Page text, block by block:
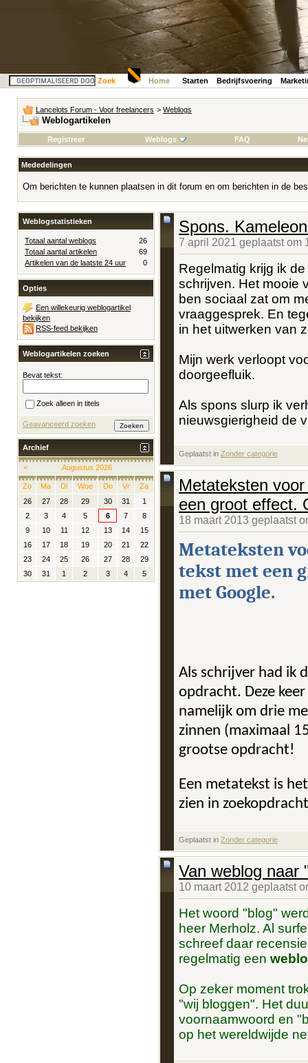
Zoek Home Starten Bedrijfsvoering
Lancelots Forum - Voor freelancers > Weblogs
Weblogartikelen
Registreer Weblogs FAQ
Mededelingen
Om berichten te kunnen plaatsen in dit forum en om berichten in de
Spons.
7 april 2021 geplaatst om
Regelmatig krijg ik
schrijven. Het mooie
ben sociaal zat om
vraaggesprek. En
in het uitwerken van
Mijn werk verloopt
doorgeefluik.
Als spons slurp ik
nieuwsgierigheid de
Geplaatst in Zonder categorie
Metateksten
een groot effect.
18 maart 2013 geplaatst
Metateksten
tekst met een
met Google.
Als schrijver had ik
opdracht. Deze
namelijk om drie
zinnen (maximaal
grootse opdracht!
Een metatekst is
zien in
Geplaatst in Zonder categorie
Van weblog naar
10 maart 2012 geplaatst
Het woord "blog"
heer Merholz. Al
schreef daar
regelmatig een
Op zeker moment
"wij bloggen". Het
voornaamwoord en
op het wereldwijde
Weblogstatistieken
Totaal aantal weblogs
26
Totaal aantal artikelen
69
Artikelen van de laatste 24 uur
0
Opties
Een willekeurig weblogartikel
bekijken
RSS-feed bekijken
Weblogartikelen zoeken
Bevat tekst:
Zoek alleen in titels
Geavanceerd zoeken
Archief
< Augustus 2026
Zo Ma Di Woe Do Vr
Za
26
27 28 29 30 31
1
2
3 4 5 6 7
8
9
10 11 12 13 14
15
16
17 18 19 20 21
22
23
24 25 26 27 28
29
30
31 1 2 3 4 5